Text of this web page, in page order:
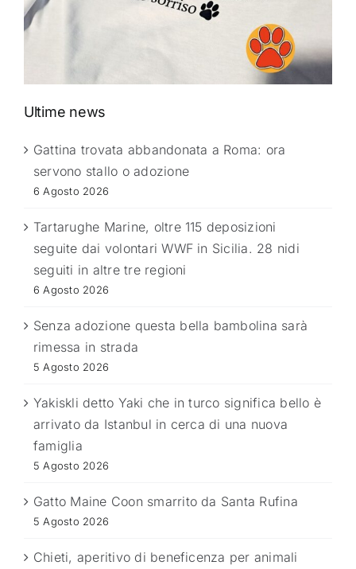
Ultime news
Gattina trovata abbandonata a Roma: ora
servono stallo o adozione
6 Agosto 2026
Tartarughe Marine, oltre 115 deposizioni
seguite dai volontari WWF in Sicilia. 28 nidi
seguiti in altre tre regioni
6 Agosto 2026
Senza adozione questa bella bambolina sarà
rimessa in strada
5 Agosto 2026
Yakiskli detto Yaki che in turco significa bello è
arrivato da Istanbul in cerca di una nuova
famiglia
5 Agosto 2026
Gatto Maine Coon smarrito da Santa Rufina
5 Agosto 2026
Chieti, aperitivo di beneficenza per animali